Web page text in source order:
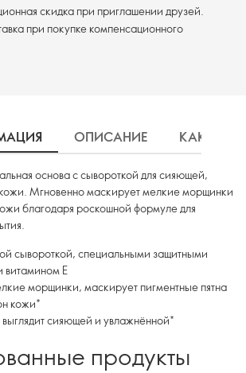
скидка при приглашении друзей.
при покупке компенсационного
ОПИСАНИЕ КАК
основа с сывороткой для сияющей,
Мгновенно маскирует мелкие морщинки
благодаря роскошной формуле для
сывороткой, специальными защитными
витамином E
морщинки, маскирует пигментные пятна
кожи*
сияющей и увлажнённой*
продукты